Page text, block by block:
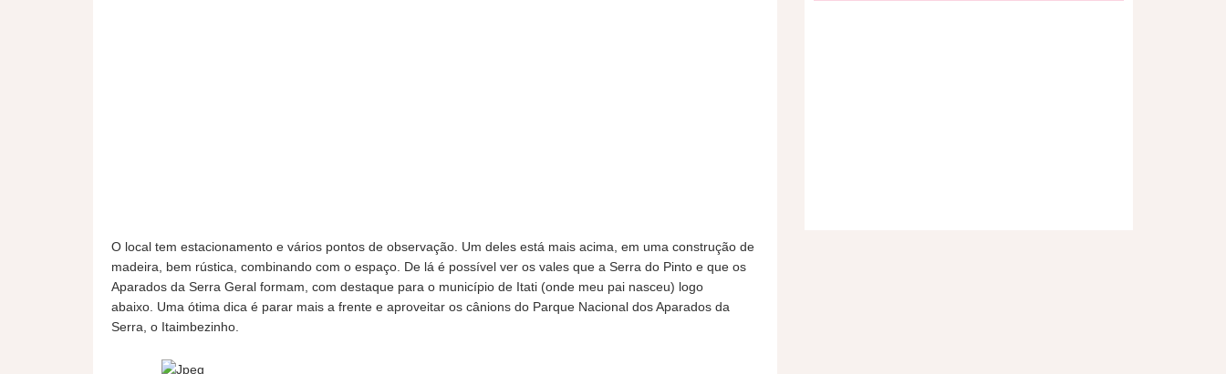
O local tem estacionamento e vários pontos de observação. Um deles está mais acima, em uma construção de
madeira, bem rústica, combinando com o espaço. De lá é possível ver os vales que a Serra do Pinto e que os
Aparados da Serra Geral formam, com destaque para o município de Itati (onde meu pai nasceu) logo
abaixo. Uma ótima dica é parar mais a frente e aproveitar os cânions do Parque Nacional dos Aparados da
Serra, o Itaimbezinho.